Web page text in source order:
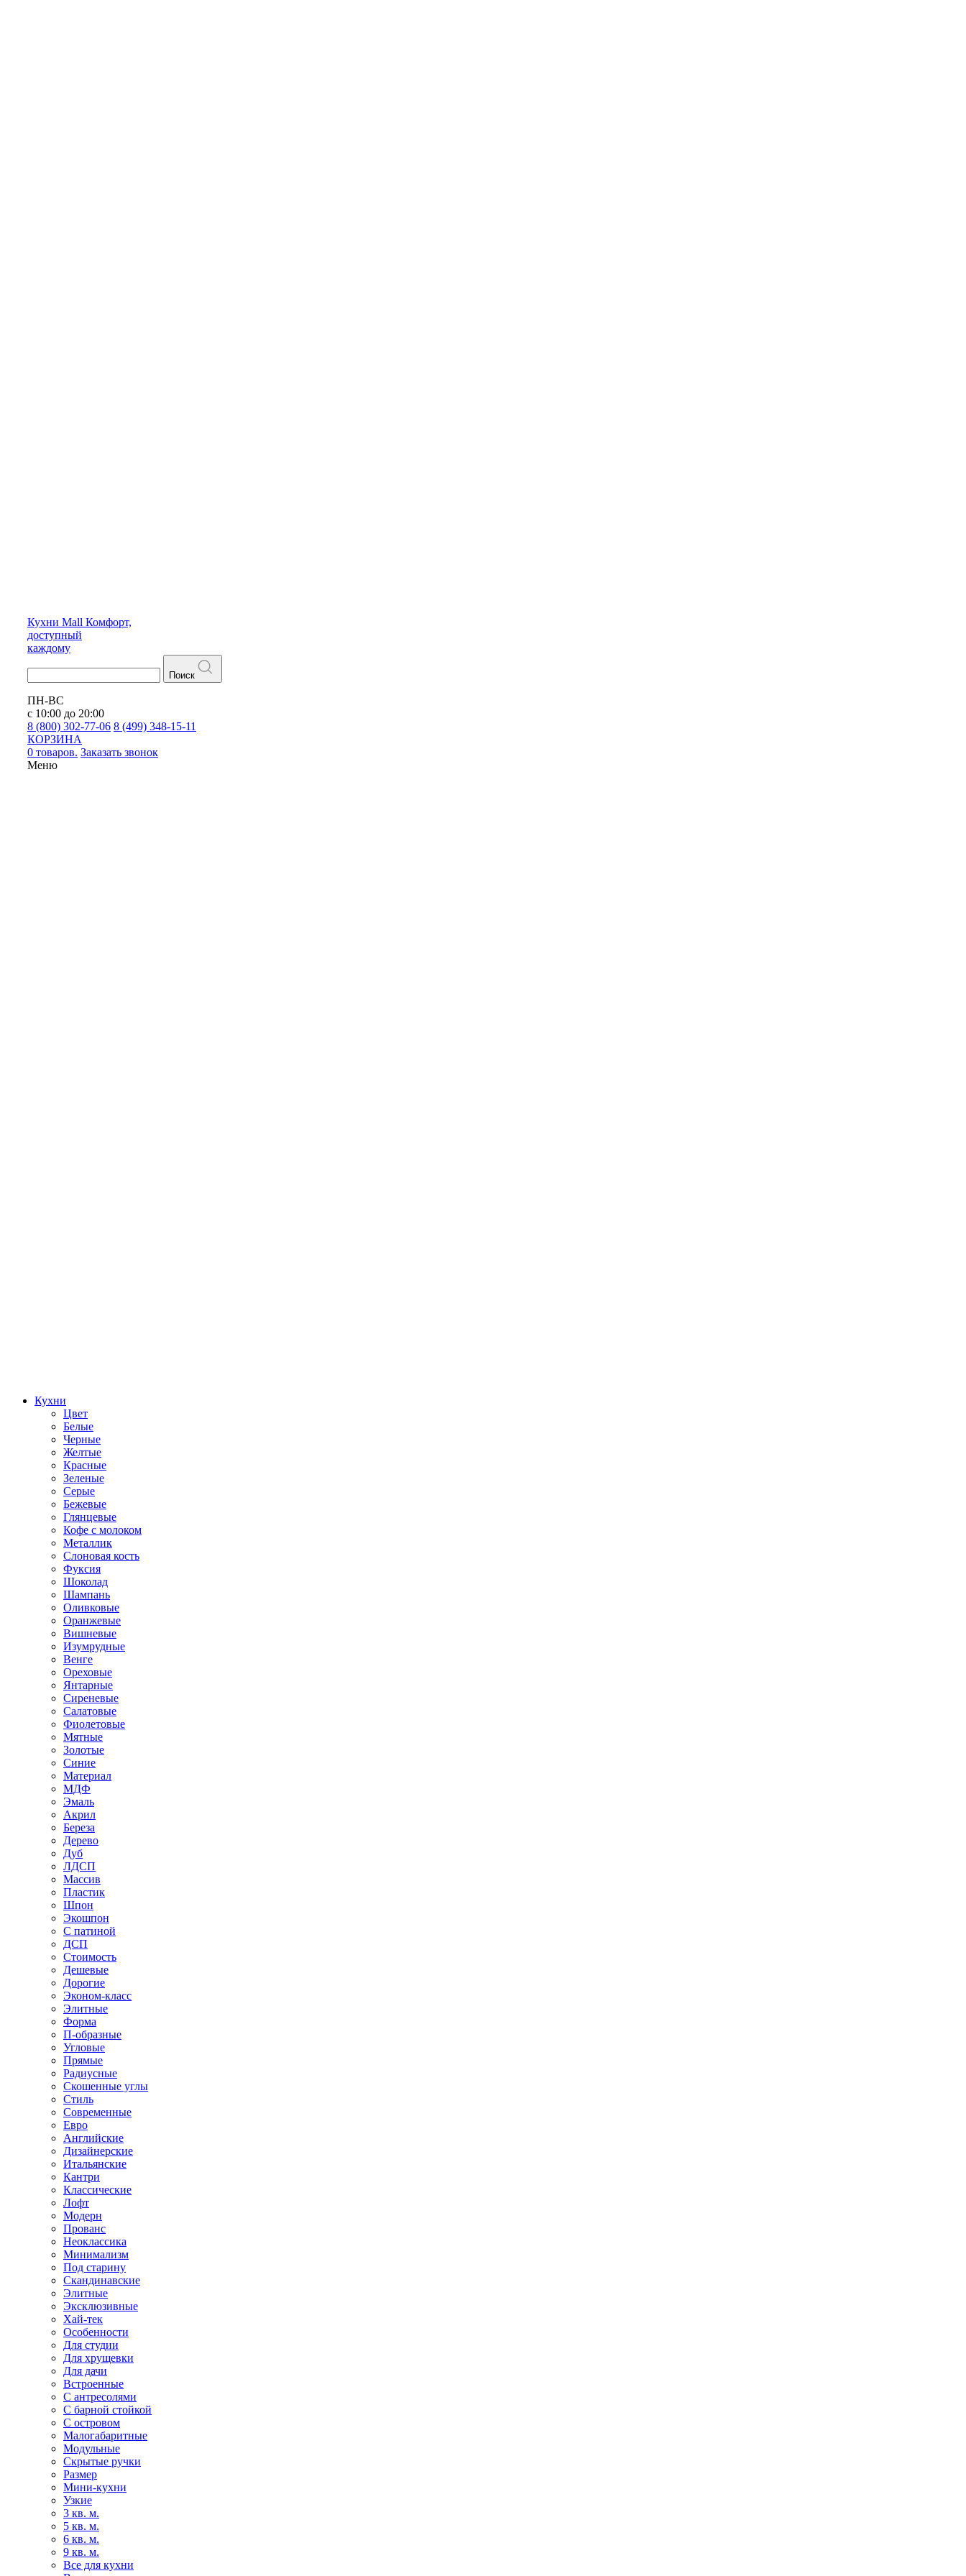
Кухни Mall Комфорт,
доступный
каждому
Поиск
ПН-ВС
с 10:00 до 20:00
8 (800) 302-77-06 8 (499) 348-15-11
КОРЗИНА
0 товаров. Заказать звонок
Меню
Кухни
Цвет
Белые
Черные
Желтые
Красные
Зеленые
Серые
Бежевые
Глянцевые
Кофе с молоком
Металлик
Слоновая кость
Фуксия
Шоколад
Шампань
Оливковые
Оранжевые
Вишневые
Изумрудные
Венге
Ореховые
Янтарные
Сиреневые
Салатовые
Фиолетовые
Мятные
Золотые
Синие
Материал
МДФ
Эмаль
Акрил
Береза
Дерево
Дуб
ЛДСП
Массив
Пластик
Шпон
Экошпон
С патиной
ДСП
Стоимость
Дешевые
Дорогие
Эконом-класс
Элитные
Форма
П-образные
Угловые
Прямые
Радиусные
Скошенные углы
Стиль
Современные
Евро
Английские
Дизайнерские
Итальянские
Кантри
Классические
Лофт
Модерн
Прованс
Неоклассика
Минимализм
Под старину
Скандинавские
Элитные
Эксклюзивные
Хай-тек
Особенности
Для студии
Для хрущевки
Для дачи
Встроенные
С антресолями
С барной стойкой
С островом
Малогабаритные
Модульные
Скрытые ручки
Размер
Мини-кухни
Узкие
3 кв. м.
5 кв. м.
6 кв. м.
9 кв. м.
Все для кухни